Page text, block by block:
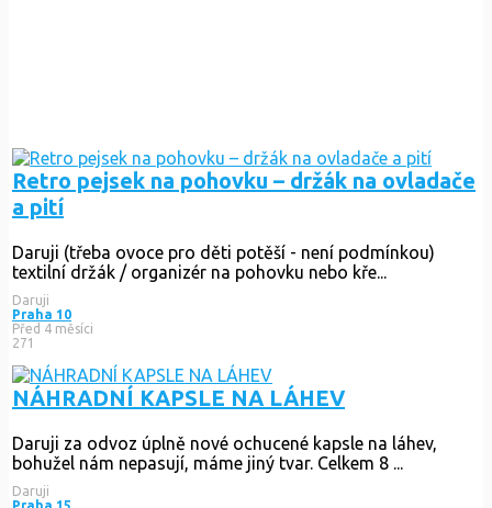
Retro pejsek na pohovku – držák na ovladače
a pití
Daruji (třeba ovoce pro děti potěší - není podmínkou)
textilní držák / organizér na pohovku nebo kře...
Daruji
Praha 10
Před 4 měsíci
271
NÁHRADNÍ KAPSLE NA LÁHEV
Daruji za odvoz úplně nové ochucené kapsle na láhev,
bohužel nám nepasují, máme jiný tvar. Celkem 8 ...
Daruji
Praha 15